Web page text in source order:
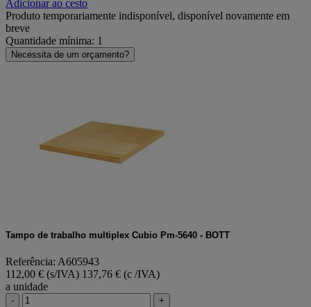
Adicionar ao cesto
Produto temporariamente indisponível, disponível novamente em
breve
Quantidade mínima: 1
Necessita de um orçamento?
Tampo de trabalho multiplex Cubio Pm-5640 - BOTT
Referência: A605943
112,00 € (s/IVA) 137,76 € (c /IVA)
a unidade
-
+